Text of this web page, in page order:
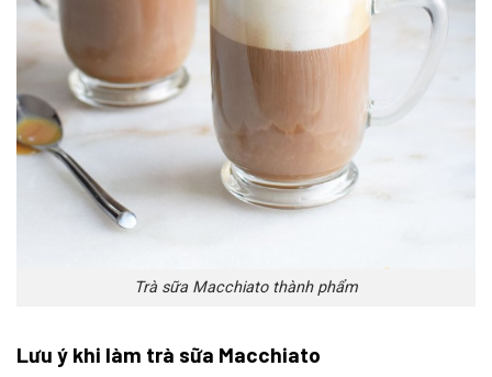
Trà sữa Macchiato thành phẩm
Lưu ý khi làm trà sữa Macchiato